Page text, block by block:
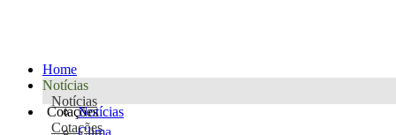
Home
Notícias
Notícias
Notícias
Clima
Cotações
Cotações